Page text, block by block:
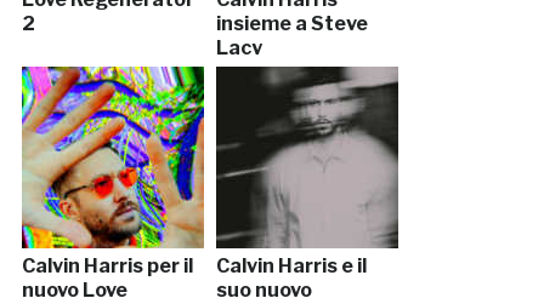
2
insieme a Steve
Lacy
Calvin Harris per il
nuovo Love
Calvin Harris e il
suo nuovo